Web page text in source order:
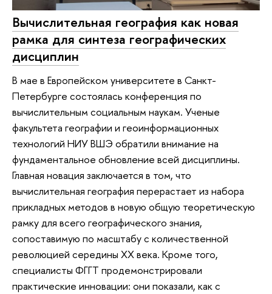
Вычислительная география как новая
рамка для синтеза географических
дисциплин
В мае в Европейском университете в Санкт-
Петербурге состоялась конференция по
вычислительным социальным наукам. Ученые
факультета географии и геоинформационных
технологий НИУ ВШЭ обратили внимание на
фундаментальное обновление всей дисциплины.
Главная новация заключается в том, что
вычислительная география перерастает из набора
прикладных методов в новую общую теоретическую
рамку для всего географического знания,
сопоставимую по масштабу с количественной
революцией середины XX века. Кроме того,
специалисты ФГГТ продемонстрировали
практические инновации: они показали, как с